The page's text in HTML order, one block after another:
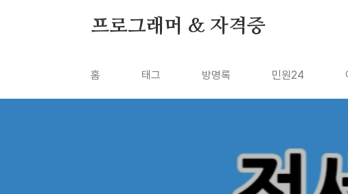
프로그래머 & 자격증
홈 태그 방명록 민원24